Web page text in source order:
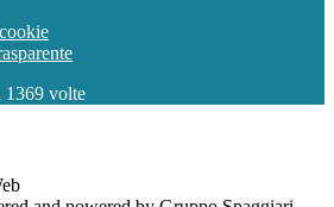
1369 volte